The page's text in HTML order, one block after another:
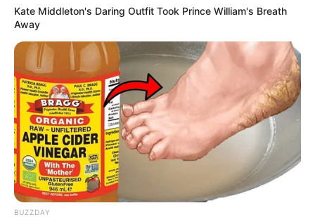
(foto: instagram/moektito)
3. Tampak keren sekaligus klasik dengan model motor seperti
ini
Kate Middleton's Daring Outfit Took Prince William's Breath
Away
BUZZDAY